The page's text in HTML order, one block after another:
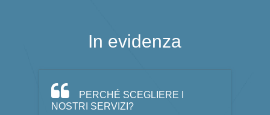
In evidenza
PERCHÉ SCEGLIERE I
NOSTRI SERVIZI?